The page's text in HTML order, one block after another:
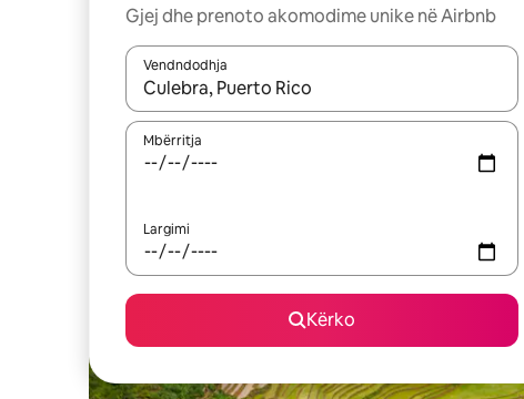
Gjej dhe prenoto akomodime unike në Airbnb
Vendndodhja
Kur rezultatet të jenë të disponueshme, lëviz me
Mbërritja
Largimi
Kërko